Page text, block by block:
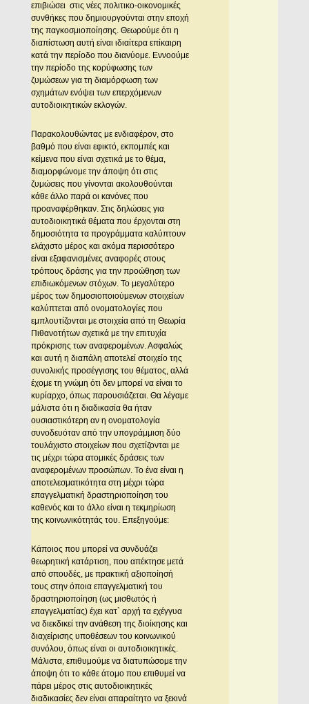
επιβιώσει στις νέες πολιτικο-οικονομικές
συνθήκες που δημιουργούνται στην εποχή
της παγκοσμιοποίησης. Θεωρούμε ότι η
διαπίστωση αυτή είναι ιδιαίτερα επίκαιρη
κατά την περίοδο που διανύομε. Εννοούμε
την περίοδο της κορύφωσης των
ζυμώσεων για τη διαμόρφωση των
σχημάτων ενόψει των επερχόμενων
αυτοδιοικητικών εκλογών.
Παρακολουθώντας με ενδιαφέρον, στο
βαθμό που είναι εφικτό, εκπομπές και
κείμενα που είναι σχετικά με το θέμα,
διαμορφώνομε την άποψη ότι στις
ζυμώσεις που γίνονται ακολουθούνται
κάθε άλλο παρά οι κανόνες που
προαναφέρθηκαν. Στις δηλώσεις για
αυτοδιοικητικά θέματα που έρχονται στη
δημοσιότητα τα προγράμματα καλύπτουν
ελάχιστο μέρος και ακόμα περισσότερο
είναι εξαφανισμένες αναφορές στους
τρόπους δράσης για την προώθηση των
επιδιωκόμενων στόχων. Το μεγαλύτερο
μέρος των δημοσιοποιούμενων στοιχείων
καλύπτεται από ονοματολογίες που
εμπλουτίζονται με στοιχεία από τη Θεωρία
Πιθανοτήτων σχετικά με την επιτυχία
πρόκρισης των αναφερομένων. Ασφαλώς
και αυτή η διαπάλη αποτελεί στοιχείο της
συνολικής προσέγγισης του θέματος, αλλά
έχομε τη γνώμη ότι δεν μπορεί να είναι το
κυρίαρχο, όπως παρουσιάζεται. Θα λέγαμε
μάλιστα ότι η διαδικασία θα ήταν
ουσιαστικότερη αν η ονοματολογία
συνοδευόταν από την υπογράμμιση δύο
τουλάχιστο στοιχείων που σχετίζονται με
τις μέχρι τώρα ατομικές δράσεις των
αναφερομένων προσώπων. Το ένα είναι η
αποτελεσματικότητα στη μέχρι τώρα
επαγγελματική δραστηριοποίηση του
καθενός και το άλλο είναι η τεκμηρίωση
της κοινωνικότητάς του. Επεξηγούμε:
Κάποιος που μπορεί να συνδυάζει
θεωρητική κατάρτιση, που απέκτησε μετά
από σπουδές, με πρακτική αξιοποίησή
τους στην όποια επαγγελματική του
δραστηριοποίηση (ως μισθωτός ή
επαγγελματίας) έχει κατ` αρχή τα εχέγγυα
να διεκδικεί την ανάθεση της διοίκησης και
διαχείρισης υποθέσεων του κοινωνικού
συνόλου, όπως είναι οι αυτοδιοικητικές.
Μάλιστα, επιθυμούμε να διατυπώσομε την
άποψη ότι το κάθε άτομο που επιθυμεί να
πάρει μέρος στις αυτοδιοικητικές
διαδικασίες δεν είναι απαραίτητο να ξεκινά